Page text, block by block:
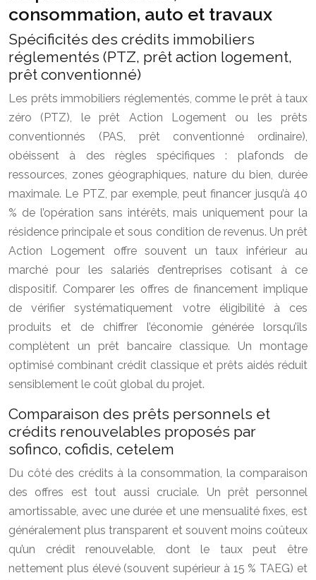
consommation, auto et travaux
Spécificités des crédits immobiliers
réglementés (PTZ, prêt action logement,
prêt conventionné)
Les prêts immobiliers réglementés, comme le prêt à taux
zéro (PTZ), le prêt Action Logement ou les prêts
conventionnés (PAS, prêt conventionné ordinaire),
obéissent à des règles spécifiques : plafonds de
ressources, zones géographiques, nature du bien, durée
maximale. Le PTZ, par exemple, peut financer jusqu’à 40
% de l’opération sans intérêts, mais uniquement pour la
résidence principale et sous condition de revenus. Un prêt
Action Logement offre souvent un taux inférieur au
marché pour les salariés d’entreprises cotisant à ce
dispositif. Comparer les offres de financement implique
de vérifier systématiquement votre éligibilité à ces
produits et de chiffrer l’économie générée lorsqu’ils
complètent un prêt bancaire classique. Un montage
optimisé combinant crédit classique et prêts aidés réduit
sensiblement le coût global du projet.
Comparaison des prêts personnels et
crédits renouvelables proposés par
sofinco, cofidis, cetelem
Du côté des crédits à la consommation, la comparaison
des offres est tout aussi cruciale. Un prêt personnel
amortissable, avec une durée et une mensualité fixes, est
généralement plus transparent et souvent moins coûteux
qu’un crédit renouvelable, dont le taux peut être
nettement plus élevé (souvent supérieur à 15 % TAEG) et